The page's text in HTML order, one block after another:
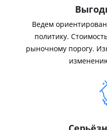
Ведем
политику.
рыночному порогу.